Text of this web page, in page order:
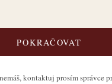
POKRAČOVAT
kontaktuj prosím správce